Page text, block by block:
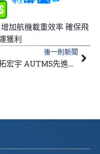
加航機載重效率 確保飛
獲利
後一則新聞
資拓宏宇 AUTMS先進都市交通管理系統、MOTA趣遊臺北地圖 榮獲「台灣ITS/Telematics精彩100」 技術與服務優質首獎
下